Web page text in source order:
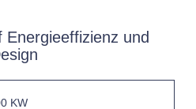
und